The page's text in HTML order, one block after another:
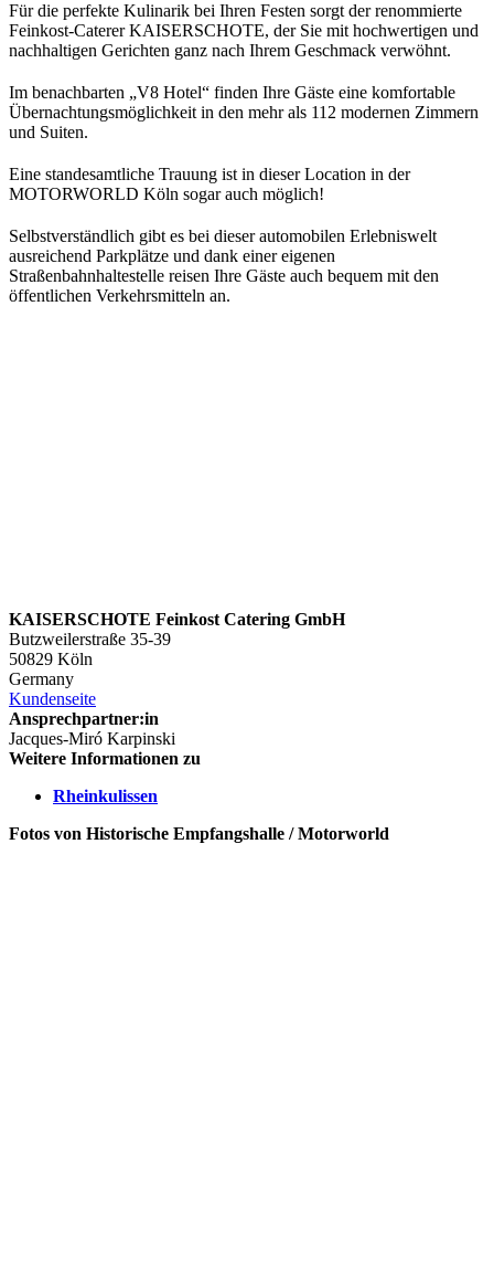
Für die perfekte Kulinarik bei Ihren Festen sorgt der renommierte
Feinkost-Caterer KAISERSCHOTE, der Sie mit hochwertigen und
nachhaltigen Gerichten ganz nach Ihrem Geschmack verwöhnt.
Im benachbarten „V8 Hotel“ finden Ihre Gäste eine komfortable
Übernachtungsmöglichkeit in den mehr als 112 modernen Zimmern
und Suiten.
Eine standesamtliche Trauung ist in dieser Location in der
MOTORWORLD Köln sogar auch möglich!
Selbstverständlich gibt es bei dieser automobilen Erlebniswelt
ausreichend Parkplätze und dank einer eigenen
Straßenbahnhaltestelle reisen Ihre Gäste auch bequem mit den
öffentlichen Verkehrsmitteln an.
KAISERSCHOTE Feinkost Catering GmbH
Butzweilerstraße 35-39
50829 Köln
Germany
Kundenseite
Ansprechpartner:in
Jacques-Miró Karpinski
Weitere Informationen zu
Rheinkulissen
Fotos von Historische Empfangshalle / Motorworld